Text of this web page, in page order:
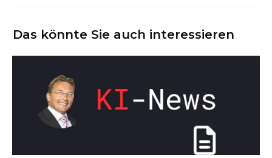
Das könnte Sie auch interessieren